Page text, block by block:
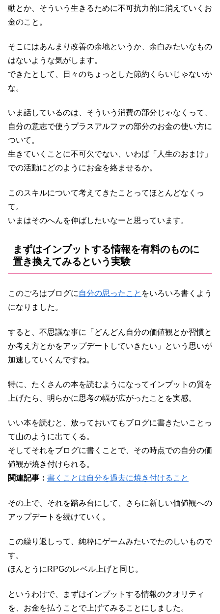
動とか、そういう生きるために不可抗力的に消えていくお
金のこと。
そこにはあんまり改善の余地というか、余白みたいなもの
はないような気がします。
できたとして、日々のちょっとした節約くらいじゃないか
な。
いま話しているのは、そういう消費の部分じゃなくって、
自分の意志で使うプラスアルファの部分のお金の使い方に
ついて。
生きていくことに不可欠でない、いわば「人生のおまけ」
での活動にどのようにお金を絡ませるか。
このスキルについて考えてきたことってほとんどなくっ
て。
いまはそのへんを伸ばしたいなーと思っています。
まずはインプットする情報を有料のものに
置き換えてみるという実験
このごろはブログに 自分の思ったこと をいろいろ書くよう
になりました。
すると、不思議な事に「どんどん自分の価値観とか習慣と
か考え方とかをアップデートしていきたい」という思いが
加速していくんですね。
特に、たくさんの本を読むようになってインプットの質を
上げたら、明らかに思考の幅が広がったことを実感。
いい本を読むと、放っておいてもブログに書きたいことっ
て山のように出てくる。
そしてそれをブログに書くことで、その時点での自分の価
値観が焼き付けられる。
関連記事： 書くことは自分を過去に焼き付けること
その上で、それを踏み台にして、さらに新しい価値観への
アップデートを続けていく。
この繰り返しって、純粋にゲームみたいでたのしいもので
す。
ほんとうにRPGのレベル上げと同じ。
というわけで、まずはインプットする情報のクオリティ
を、お金を払うことで上げてみることにしました。